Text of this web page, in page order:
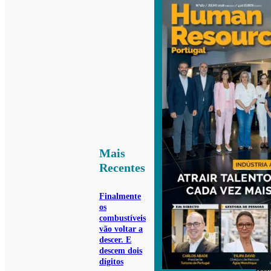
Mais
Recentes
Finalmente
os
combustíveis
vão voltar a
descer. E
descem dois
dígitos